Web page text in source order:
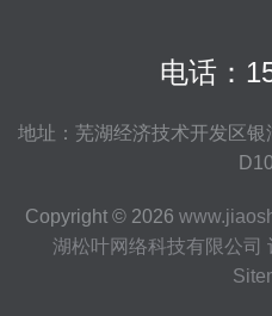
电话：
地址：芜湖经济技术开发区
Copyright © 2026
湖松叶网络科技有限公司